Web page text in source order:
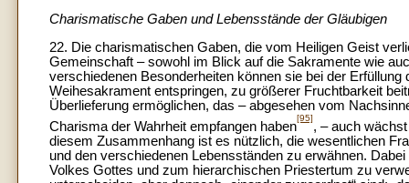
Charismatische Gaben und Lebensstände der Gläubigen
22. Die charismatischen Gaben, die vom Heiligen Geist
Gemeinschaft – sowohl im Blick auf die Sakramente wie
verschiedenen Besonderheiten können sie bei der
Weihesakrament entspringen, zu größerer Fruchtbarkeit
Überlieferung ermöglichen, das – abgesehen vom
Charisma der Wahrheit empfangen haben
[95]
, – auch
diesem Zusammenhang ist es nützlich, die wesentlichen
und den verschiedenen Lebensständen zu erwähnen.
Volkes Gottes und zum hierarchischen Priestertum zu